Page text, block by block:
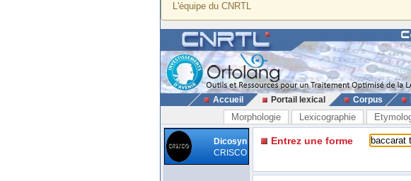
L'équipe du CNRTL
Accueil Portail lexical Corpus
Morphologie Lexicographie
Dicosyn
CRISCO
Entrez une forme